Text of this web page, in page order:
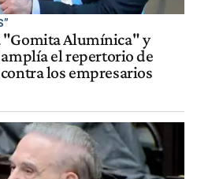
Alumínica" y
el repertorio de
los empresarios